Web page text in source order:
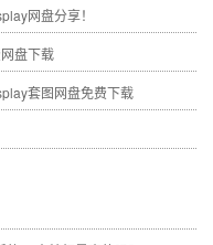
网盘分享！
盘下载
套图网盘免费下载